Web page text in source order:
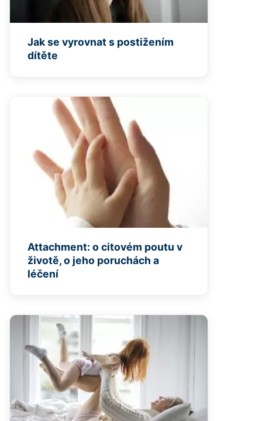
Jak se vyrovnat s postižením
dítěte
Attachment: o citovém poutu v
životě, o jeho poruchách a
léčení